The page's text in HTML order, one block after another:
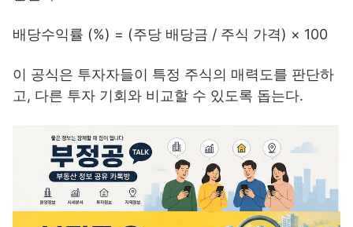
배당수익률 (%) = (주당 배당금 / 주식 가격) × 100
이 공식은 투자자들이 특정 주식의 매력도를 판단하
고, 다른 투자 기회와 비교할 수 있도록 돕는다.